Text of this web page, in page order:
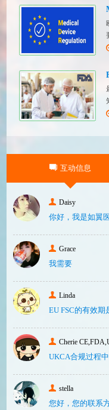
互动信息
Daisy
你好，我是如翼
Grace
我需要
Linda
EU FSC的有效期
Cherie
stella
您好，您的联系